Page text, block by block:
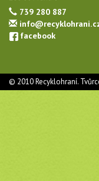
739 280 887
facebook
© 2010 Recyklohraní.